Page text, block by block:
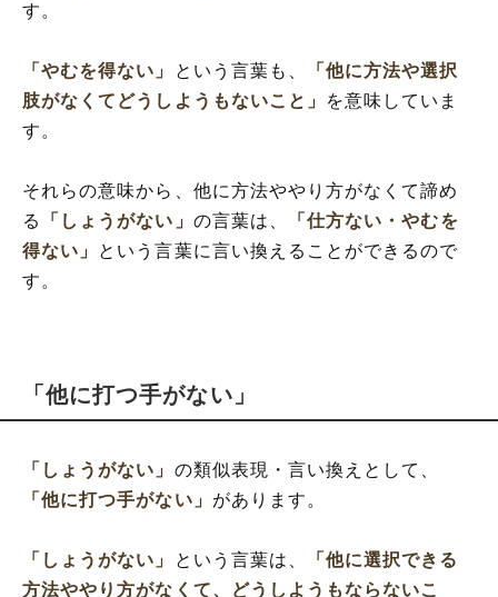
す。
「やむを得ない」 という言葉も、
「他に方法や選択
肢がなくてどうしようもないこと」
を意味していま
す。
それらの意味から、他に方法ややり方がなくて諦め
る
「しょうがない」 の言葉は、
「仕方ない・やむを
得ない」
という言葉に言い換えることができるので
す。
「他に打つ手がない」
「しょうがない」 の類似表現・言い換えとして、
「他に打つ手がない」 があります。
「しょうがない」 という言葉は、
「他に選択できる
方法ややり方がなくて、どうしようもならないこ